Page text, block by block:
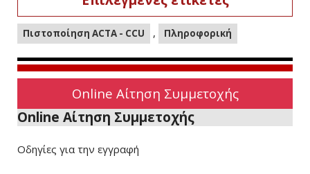
Πιστοποίηση ACTA - CCU , Πληροφορική
Online Αίτηση Συμμετοχής
Online Αίτηση Συμμετοχής
Οδηγίες για την εγγραφή